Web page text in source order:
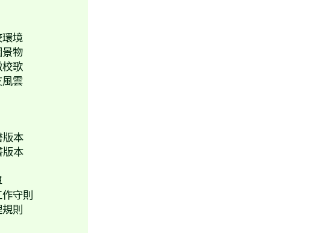
境
物
歌
雲
本
本
守則
則